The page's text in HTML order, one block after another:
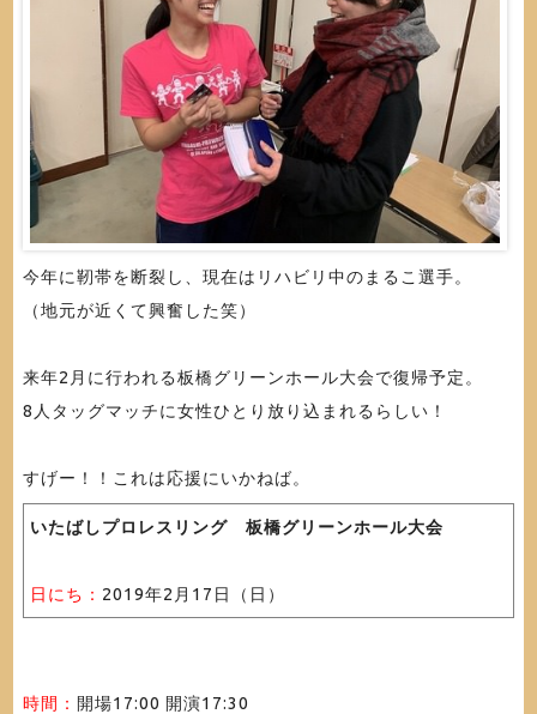
今年に靭帯を断裂し、現在はリハビリ中のまるこ選手。
（地元が近くて興奮した笑）
来年2月に行われる板橋グリーンホール大会で復帰予定。
8人タッグマッチに女性ひとり放り込まれるらしい！
すげー！！これは応援にいかねば。
いたばしプロレスリング 板橋グリーンホール大会
日にち： 2019年2月17日（日）
時間： 開場17:00 開演17:30